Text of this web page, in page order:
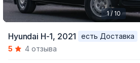
of
1 / 10
Hyundai H-1, 2021
есть Доставка
5
4 отзыва